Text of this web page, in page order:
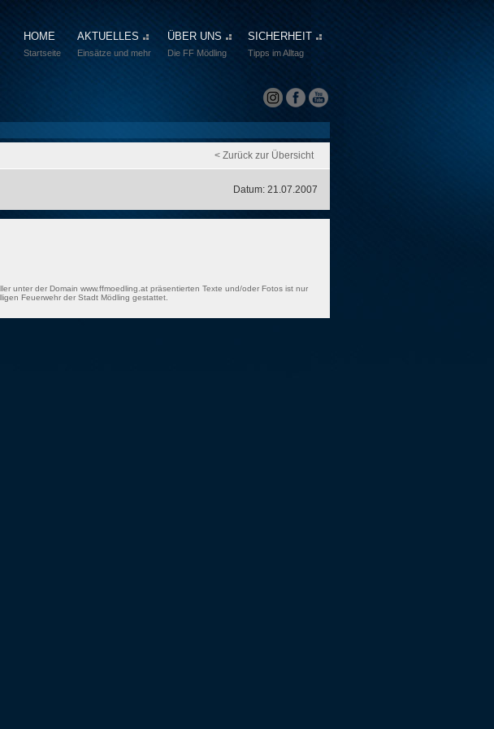
HOME
Startseite
AKTUELLES
Einsätze und mehr
ÜBER UNS
Die FF Mödling
SICHERHEIT
Tipps im Alltag
< Zurück zur Übersicht
Datum: 21.07.2007
unter der Domain www.ffmoedling.at präsentierten Texte und/oder Fotos ist nur
Feuerwehr der Stadt Mödling gestattet.